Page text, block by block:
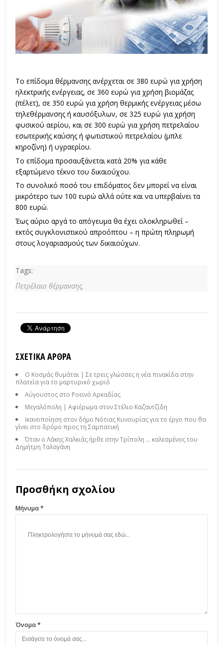
Το επίδομα θέρμανσης ανέρχεται σε 380 ευρώ για χρήση
ηλεκτρικής ενέργειας, σε 360 ευρώ για χρήση βιομάζας
(πέλετ), σε 350 ευρώ για χρήση θερμικής ενέργειας μέσω
τηλεθέρμανσης ή καυσόξυλων, σε 325 ευρώ για χρήση
φυσικού αερίου, και σε 300 ευρώ για χρήση πετρελαίου
εσωτερικής καύσης ή φωτιστικού πετρελαίου (μπλε
κηροζίνη) ή υγραερίου.
Το επίδομα προσαυξάνεται κατά 20% για κάθε
εξαρτώμενο τέκνο του δικαιούχου.
Το συνολικό ποσό του επιδόματος δεν μπορεί να είναι
μικρότερο των 100 ευρώ αλλά ούτε και να υπερβαίνει τα
800 ευρώ.
Έως αύριο αργά το απόγευμα θα έχει ολοκληρωθεί –
εκτός συγκλονιστικού απροόπτου – η πρώτη πληρωμή
στους λογαριασμούς των δικαιούχων.
Tags:
Πετρέλαιο θέρμανσης,
ΣΧΕΤΙΚΆ ΆΡΘΡΑ
Ο Κοσμάς θυμάται | Σε τρεις γλώσσες η νέα πινακίδα στην
πλατεία για το μαρτυρικό χωριό
Αύγουστος στο Ροεινό Αρκαδίας
Μεγαλόπολη | Αφιέρωμα στον Στέλιο Καζαντζίδη
Ικανοποίηση στον δήμο Νότιας Κυνουρίας για το έργο που θα
γίνει στο δρόμο προς τη Σαμπατική
Όταν ο Λάκης Χαλκιάς ήρθε στην Τρίπολη ... καλεσμένος του
Δημήτρη Ταλαγάνη
Προσθήκη σχολίου
Μήνυμα *
Όνομα *